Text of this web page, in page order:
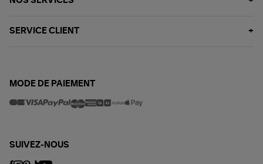
SERVICE CLIENT
MODE DE PAIEMENT
SUIVEZ-NOUS